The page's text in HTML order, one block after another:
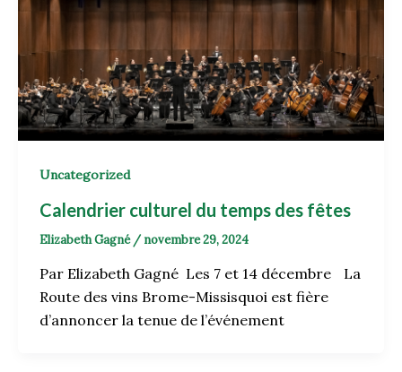
Uncategorized
Calendrier culturel du temps des fêtes
Elizabeth Gagné / novembre 29, 2024
Par Elizabeth Gagné Les 7 et 14 décembre La
Route des vins Brome-Missisquoi est fière
d’annoncer la tenue de l’événement